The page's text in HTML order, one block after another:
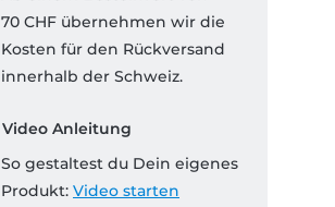
70 CHF übernehmen wir die
Kosten für den Rückversand
innerhalb der Schweiz.
Video Anleitung
So gestaltest du Dein eigenes
Produkt: Video starten